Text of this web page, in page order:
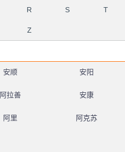
R S T
Z
安顺 安阳
阿拉善 安康
阿里 阿克苏